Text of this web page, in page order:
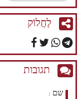
לַחֲלוֹק
תגובות
שם